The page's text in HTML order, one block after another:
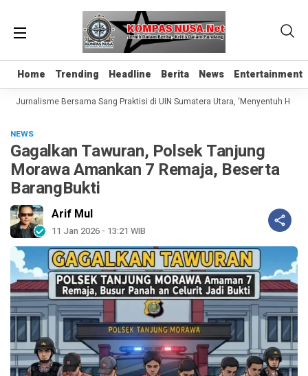
Home Trending Headline Berita News Entertainment
Home Trending Headline Berita News Entertainment
Jurnalisme Bersama Sang Praktisi di UIN Sumatera Utara, ‘Menyentuh Hati
NEWS
Gagalkan Tawuran, Polsek Tanjung
Morawa Amankan 7 Remaja, Beserta
BarangBukti
Arif Mul
11 Jan 2026 - 13:21 WIB